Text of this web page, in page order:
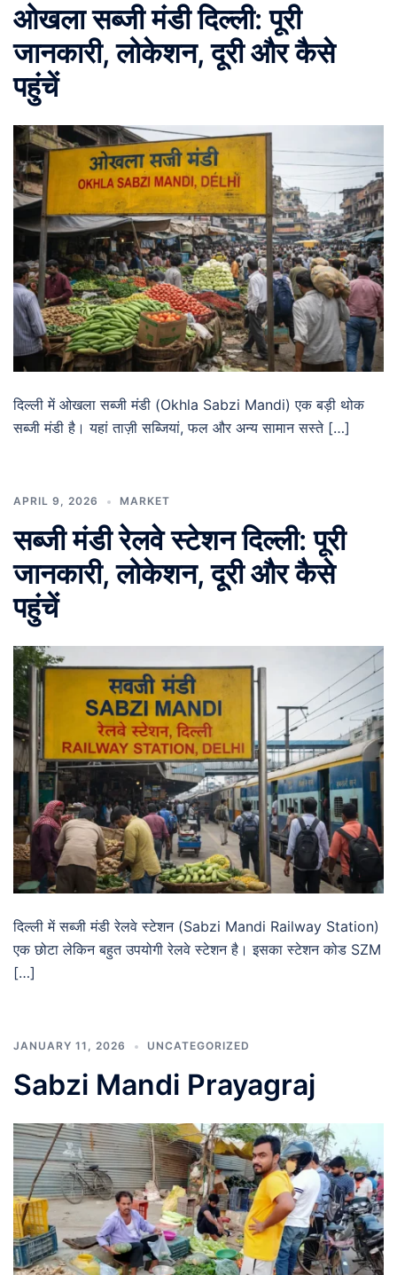
ओखला सब्जी मंडी दिल्ली: पूरी
जानकारी, लोकेशन, दूरी और कैसे
पहुंचें
दिल्ली में ओखला सब्जी मंडी (Okhla Sabzi Mandi) एक बड़ी थोक
सब्जी मंडी है। यहां ताज़ी सब्जियां, फल और अन्य सामान सस्ते […]
APRIL 9, 2026 MARKET
सब्जी मंडी रेलवे स्टेशन दिल्ली: पूरी
जानकारी, लोकेशन, दूरी और कैसे
पहुंचें
दिल्ली में सब्जी मंडी रेलवे स्टेशन (Sabzi Mandi Railway Station)
एक छोटा लेकिन बहुत उपयोगी रेलवे स्टेशन है। इसका स्टेशन कोड SZM
[…]
JANUARY 11, 2026 UNCATEGORIZED
Sabzi Mandi Prayagraj